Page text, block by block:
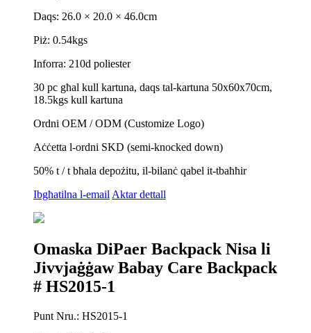
Daqs: 26.0 × 20.0 × 46.0cm
Piż: 0.54kgs
Inforra: 210d poliester
30 pc għal kull kartuna, daqs tal-kartuna 50x60x70cm,
18.5kgs kull kartuna
Ordni OEM / ODM (Customize Logo)
Aċċetta l-ordni SKD (semi-knocked down)
50% t / t bħala depożitu, il-bilanċ qabel it-tbaħħir
Ibgħatilna l-emailAktar dettall
Omaska ​​DiPaer Backpack Nisa li
Jivvjaġġaw Babay Care Backpack
# HS2015-1
Punt Nru.: HS2015-1